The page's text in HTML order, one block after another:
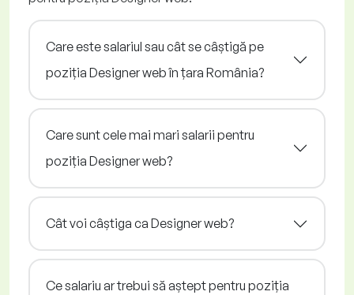
Care este salariul sau cât se câștigă pe
poziția Designer web în țara România?
Care sunt cele mai mari salarii pentru
poziția Designer web?
Cât voi câștiga ca Designer web?
Ce salariu ar trebui să aștept pentru poziția